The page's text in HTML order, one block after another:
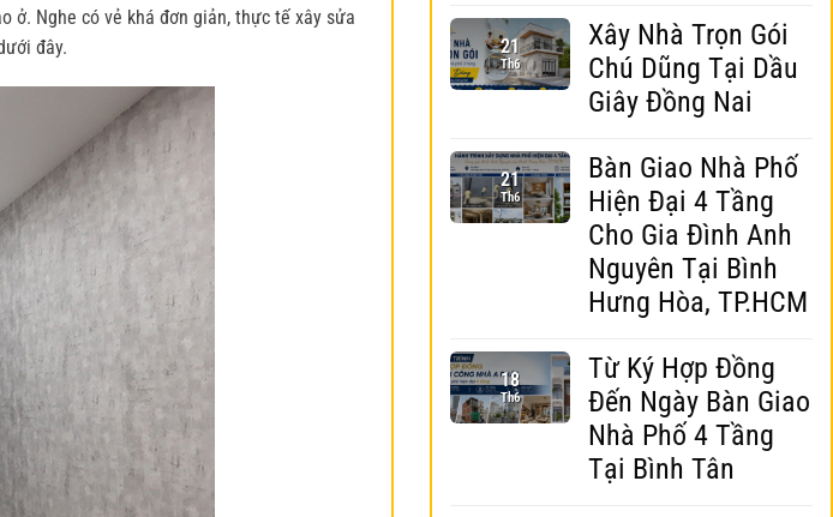
ở. Nghe có vẻ khá đơn giản, thực tế xây sửa
đây.
21
Th6
Xây Nhà Trọn Gói
Chú Dũng Tại Dầu
Giây Đồng Nai
21
Th6
Bàn Giao Nhà Phố
Hiện Đại 4 Tầng
Cho Gia Đình Anh
Nguyên Tại Bình
Hưng Hòa, TP.HCM
18
Th6
Từ Ký Hợp Đồng
Đến Ngày Bàn Giao
Nhà Phố 4 Tầng
Tại Bình Tân